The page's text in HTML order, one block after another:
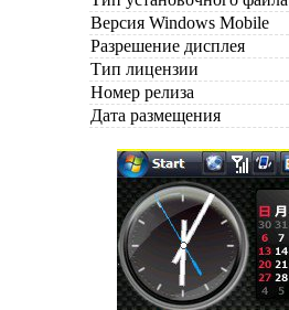
Версия Windows Mobile
Разрешение дисплея
Тип лицензии
Номер релиза
Дата размещения